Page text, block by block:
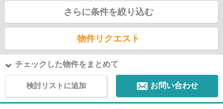
さらに条件を絞り込む
物件リクエスト
チェックした物件をまとめて
検討リストに追加 お問い合わせ